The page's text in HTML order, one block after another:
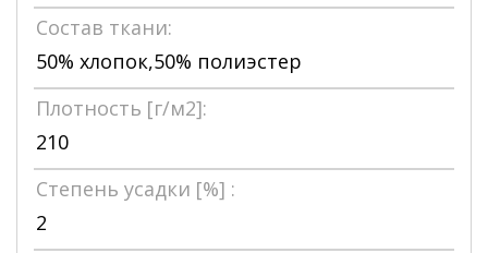
Состав ткани:
50% хлопок,50% полиэстер
Плотность [г/м2]:
210
Степень усадки [%] :
2